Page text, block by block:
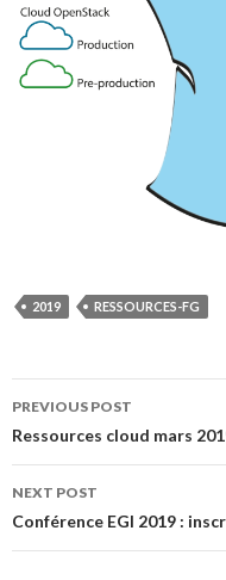
2019 RESSOURCES-FG
Post
navigation
PREVIOUS POST
Ressources cloud mars
NEXT POST
Conférence EGI 2019 :